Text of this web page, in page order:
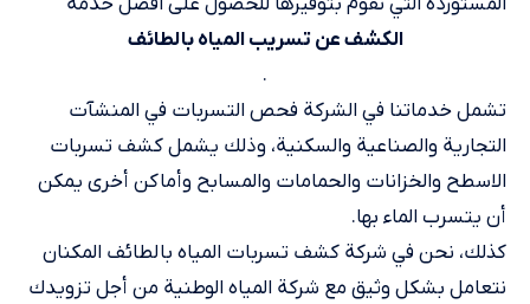
الكشف عن تسريب المياه بالطائف
.
تشمل خدماتنا في الشركة فحص التسربات في المنشآت
التجارية والصناعية والسكنية، وذلك يشمل كشف تسربات
الاسطح والخزانات والحمامات والمسابح وأماكن أخرى يمكن
أن يتسرب الماء بها.
كذلك، نحن في شركة كشف تسربات المياه بالطائف المكنان
نتعامل بشكل وثيق مع شركة المياه الوطنية من أجل تزويدك